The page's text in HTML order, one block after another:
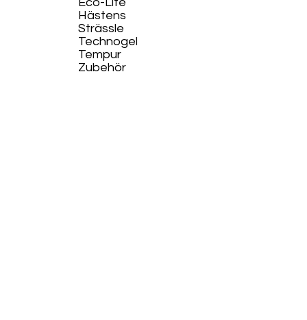
Hästens
Strässle
Technogel
Tempur
Zubehör